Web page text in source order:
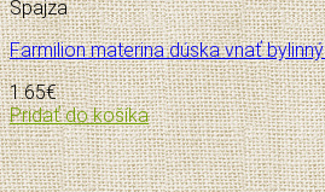
Špajza
Farmilion materina dúska vnať
1.65€
Pridať do košíka